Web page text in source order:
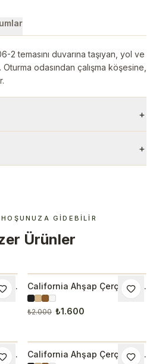
2 temasını duvarına taşıyan, yol ve
odasından çalışma köşesine,
+
+
GIDEBILIR
Ürünler
İNDIRIM
California Ahşap Çerçeveli
Tablo 1001
₺2.000 ₺1.600
İNDIRIM
California Ahşap Çerçeveli